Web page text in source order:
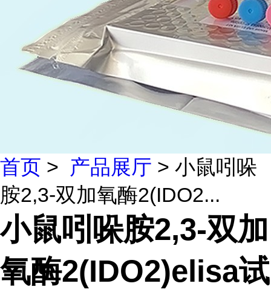
首页 > 产品展厅 > 小鼠吲哚
胺2,3-双加氧酶2(IDO2...
小鼠吲哚胺2,3-双加
氧酶2(IDO2)elisa试